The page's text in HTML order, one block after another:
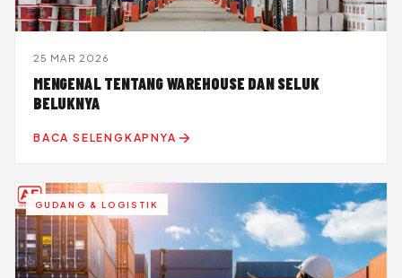
25 MAR 2026
MENGENAL TENTANG WAREHOUSE DAN SELUK
BELUKNYA
BACA SELENGKAPNYA
GUDANG & LOGISTIK